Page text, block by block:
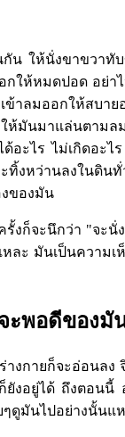
กัน ให้นั่งขาขวา
กให้หมดปอด อย่
ข้าลมออกให้สบา
มันมาแล่นตามล
ด้อะไร ไม่เกิดอะ
ทิ้งหว่านลงในดิน
ของมัน
รั้งก็จะนึกว่า "จะ
หละ มันเป็นความ
ะพอดีของมั
างกายก็จะอ่อนล
งอยู่ได้ ถึงตอนนี้
ๆดูมันไปอย่างนั้นแ